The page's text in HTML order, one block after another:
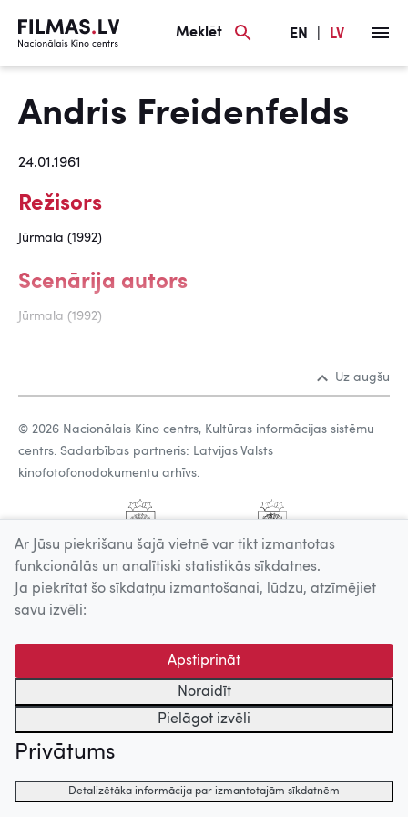
Meklēt EN LV
Andris Freidenfelds
24.01.1961
Režisors
Jūrmala (1992)
Scenārija autors
Jūrmala (1992)
Uz augšu
© 2026 Nacionālais Kino centrs, Kultūras informācijas sistēmu
centrs. Sadarbības partneris: Latvijas Valsts
kinofotofonodokumentu arhīvs.
Ar Jūsu piekrišanu šajā vietnē var tikt izmantotas
funkcionālās un analītiski statistikās sīkdatnes.
Ja piekrītat šo sīkdatņu izmantošanai, lūdzu, atzīmējiet
savu izvēli:
Apstiprināt
Noraidīt
Pielāgot izvēli
Privātums
Detalizētāka informācija par izmantotajām sīkdatnēm